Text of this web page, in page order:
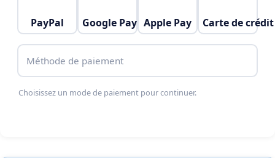
PayPal Google Pay Apple Pay Carte de crédit
Méthode de paiement
Choisissez un mode de paiement pour continuer.